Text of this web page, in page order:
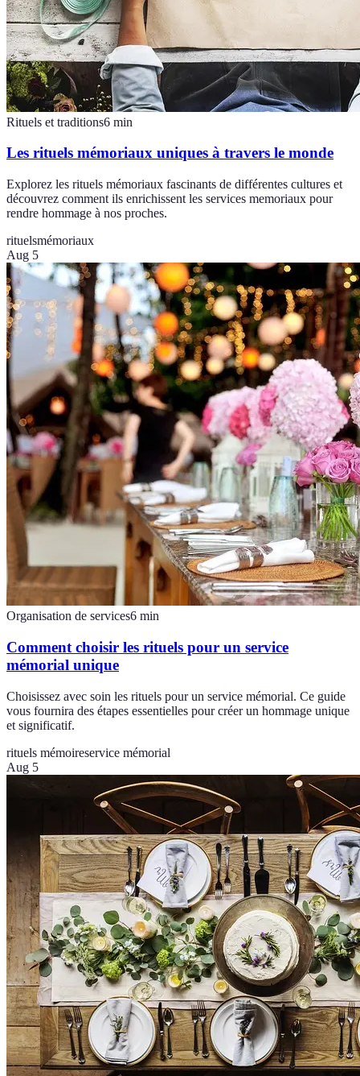
Rituels et traditions6 min
Les rituels mémoriaux uniques à travers le monde
Explorez les rituels mémoriaux fascinants de différentes cultures et
découvrez comment ils enrichissent les services memoriaux pour
rendre hommage à nos proches.
rituelsmémoriaux
Aug 5
Organisation de services6 min
Comment choisir les rituels pour un service
mémorial unique
Choisissez avec soin les rituels pour un service mémorial. Ce guide
vous fournira des étapes essentielles pour créer un hommage unique
et significatif.
rituels mémoireservice mémorial
Aug 5